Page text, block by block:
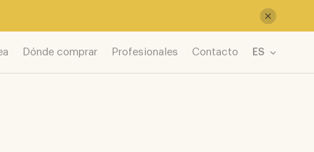
Dónde comprar Profesionales Contacto ES